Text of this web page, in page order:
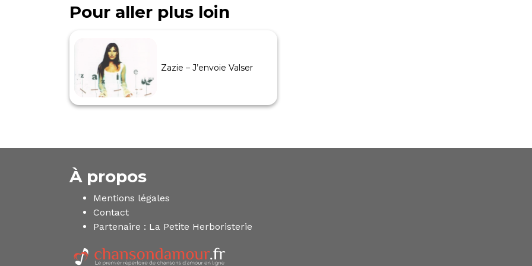
Pour aller plus loin
Zazie – J’envoie Valser
À propos
Mentions légales
Contact
Partenaire : La Petite Herboristerie